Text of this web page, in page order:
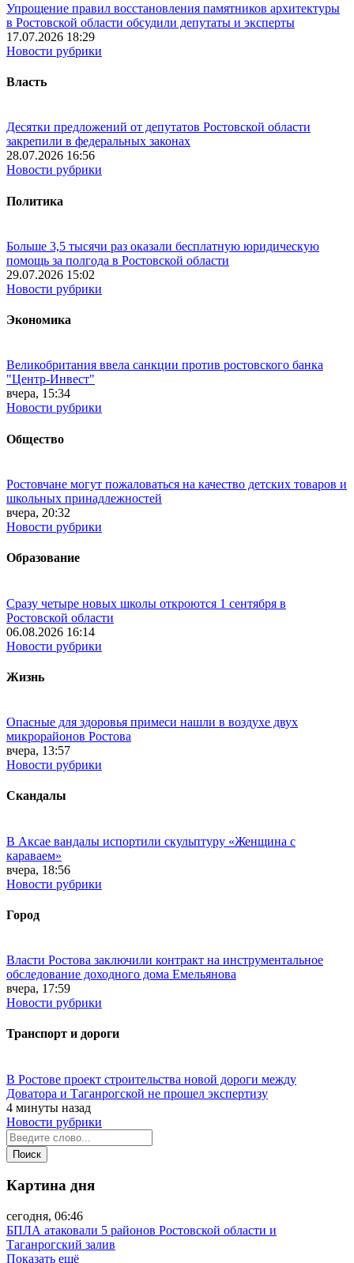
Упрощение правил восстановления памятников архитектуры
в Ростовской области обсудили депутаты и эксперты
17.07.2026 18:29
Новости рубрики
Власть
Десятки предложений от депутатов Ростовской области
закрепили в федеральных законах
28.07.2026 16:56
Новости рубрики
Политика
Больше 3,5 тысячи раз оказали бесплатную юридическую
помощь за полгода в Ростовской области
29.07.2026 15:02
Новости рубрики
Экономика
Великобритания ввела санкции против ростовского банка
"Центр-Инвест"
вчера, 15:34
Новости рубрики
Общество
Ростовчане могут пожаловаться на качество детских товаров и
школьных принадлежностей
вчера, 20:32
Новости рубрики
Образование
Сразу четыре новых школы откроются 1 сентября в
Ростовской области
06.08.2026 16:14
Новости рубрики
Жизнь
Опасные для здоровья примеси нашли в воздухе двух
микрорайонов Ростова
вчера, 13:57
Новости рубрики
Скандалы
В Аксае вандалы испортили скульптуру «Женщина с
караваем»
вчера, 18:56
Новости рубрики
Город
Власти Ростова заключили контракт на инструментальное
обследование доходного дома Емельянова
вчера, 17:59
Новости рубрики
Транспорт и дороги
В Ростове проект строительства новой дороги между
Доватора и Таганрогской не прошел экспертизу
4 минуты назад
Новости рубрики
Картина дня
сегодня, 06:46
БПЛА атаковали 5 районов Ростовской области и
Таганрогский залив
Показать ещё